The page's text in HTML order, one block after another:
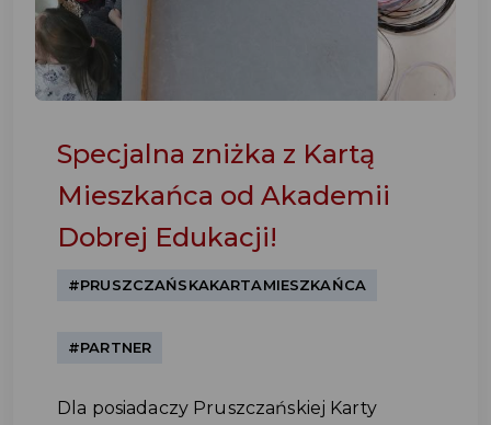
Specjalna zniżka z Kartą
Mieszkańca od Akademii
Dobrej Edukacji!
#PRUSZCZAŃSKAKARTAMIESZKAŃCA
#PARTNER
Dla posiadaczy Pruszczańskiej Karty